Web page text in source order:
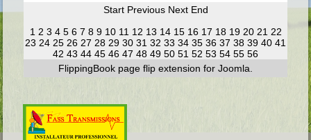
Start Previous Next End
1 2 3 4 5 6 7 8 9 10 11 12 13 14 15 16 17 18 19 20 21 22
23 24 25 26 27 28 29 30 31 32 33 34 35 36 37 38 39 40 41
42 43 44 45 46 47 48 49 50 51 52 53 54 55 56
FlippingBook page flip extension for Joomla.